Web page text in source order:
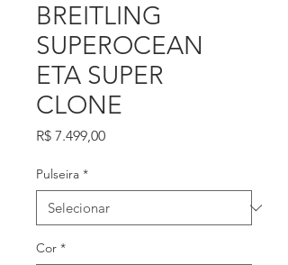
BREITLING
SUPEROCEAN
ETA SUPER
CLONE
R$ 7.499,00Preço
Pulseira *
Cor *